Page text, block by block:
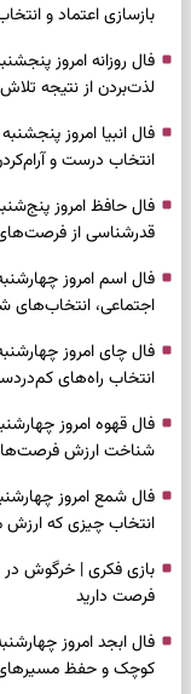
بازسازی اعتماد و
لذت‌بردن از نتیجه
انتخاب درست و
قدرشناسی از
اجتماعی، انتخاب‌های
انتخاب راه‌های
شناخت ارزش
انتخاب چیزی که ارزش
فرصت دارید
کوچک و حفظ مسیرهای